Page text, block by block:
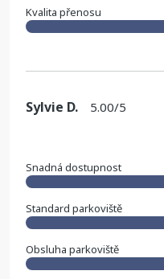
Kvalita přenosu
Sylvie D. 5.00/5
Snadná dostupnost
Standard parkoviště
Obsluha parkoviště